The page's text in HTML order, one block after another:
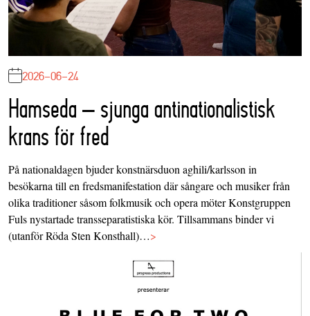
2026-06-24
Hamseda – sjunga antinationalistisk
krans för fred
På nationaldagen bjuder konstnärsduon aghili/karlsson in
besökarna till en fredsmanifestation där sångare och musiker från
olika traditioner såsom folkmusik och opera möter Konstgruppen
Fuls nystartade transseparatistiska kör. Tillsammans binder vi
(utanför Röda Sten Konsthall)…>